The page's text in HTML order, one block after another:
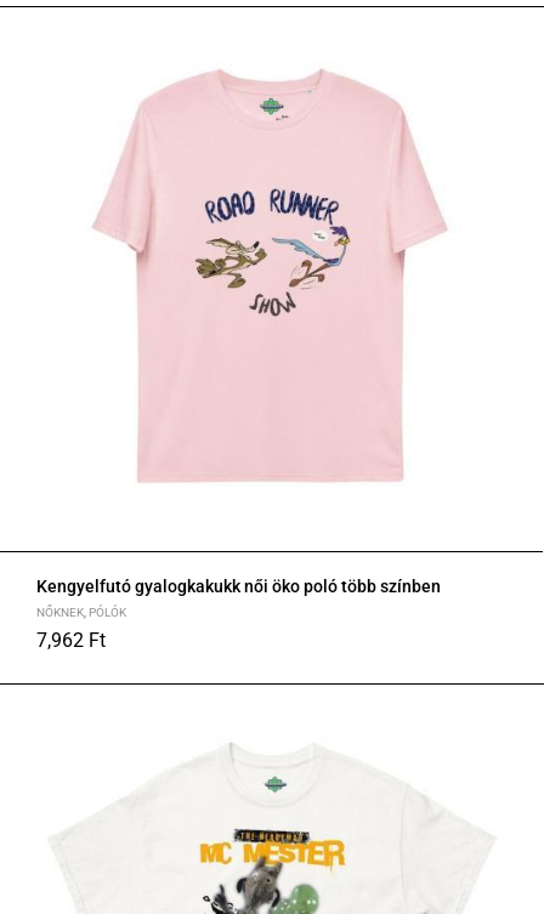
Kengyelfutó gyalogkakukk női öko poló több színben
NŐKNEK PÓLÓK
7,962 Ft